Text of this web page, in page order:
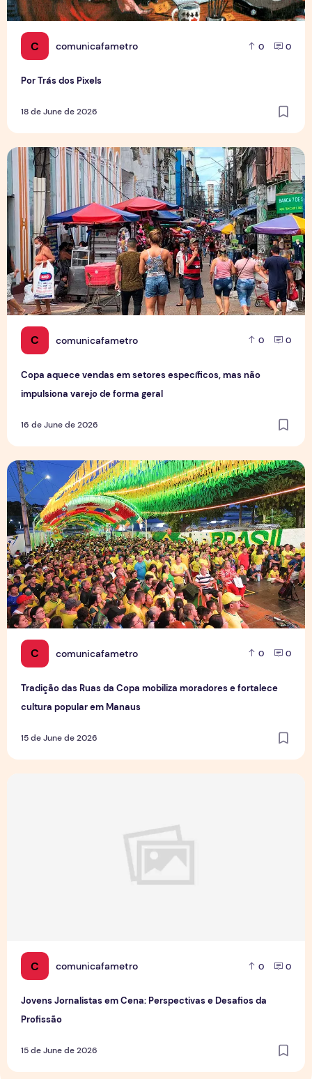
C comunicafametro 0 0
Por Trás dos Pixels
18 de June de 2026
C comunicafametro 0 0
Copa aquece vendas em setores específicos, mas não
impulsiona varejo de forma geral
16 de June de 2026
Copa aquece vendas em setores específicos, mas não
C comunicafametro 0 0
Tradição das Ruas da Copa mobiliza moradores e fortalece
cultura popular em Manaus
15 de June de 2026
Tradição das Ruas da Copa mobiliza moradores e
C comunicafametro 0 0
Jovens Jornalistas em Cena: Perspectivas e Desafios da
Profissão
15 de June de 2026